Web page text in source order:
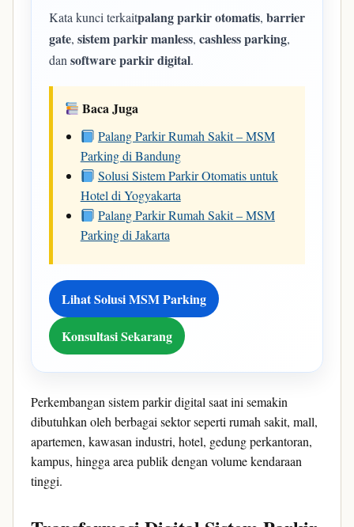
Kata kunci terkaitpalang parkir otomatis, barrier
gate, sistem parkir manless, cashless parking,
dan software parkir digital.
Baca Juga
Palang Parkir Rumah Sakit – MSM
Parking di Bandung
Solusi Sistem Parkir Otomatis untuk
Hotel di Yogyakarta
Palang Parkir Rumah Sakit – MSM
Parking di Jakarta
Lihat Solusi MSM Parking
Konsultasi Sekarang
Perkembangan sistem parkir digital saat ini semakin
dibutuhkan oleh berbagai sektor seperti rumah sakit, mall,
apartemen, kawasan industri, hotel, gedung perkantoran,
kampus, hingga area publik dengan volume kendaraan
tinggi.